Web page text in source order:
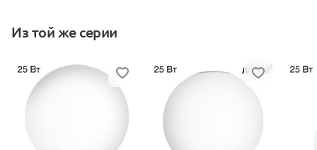
Из той же серии